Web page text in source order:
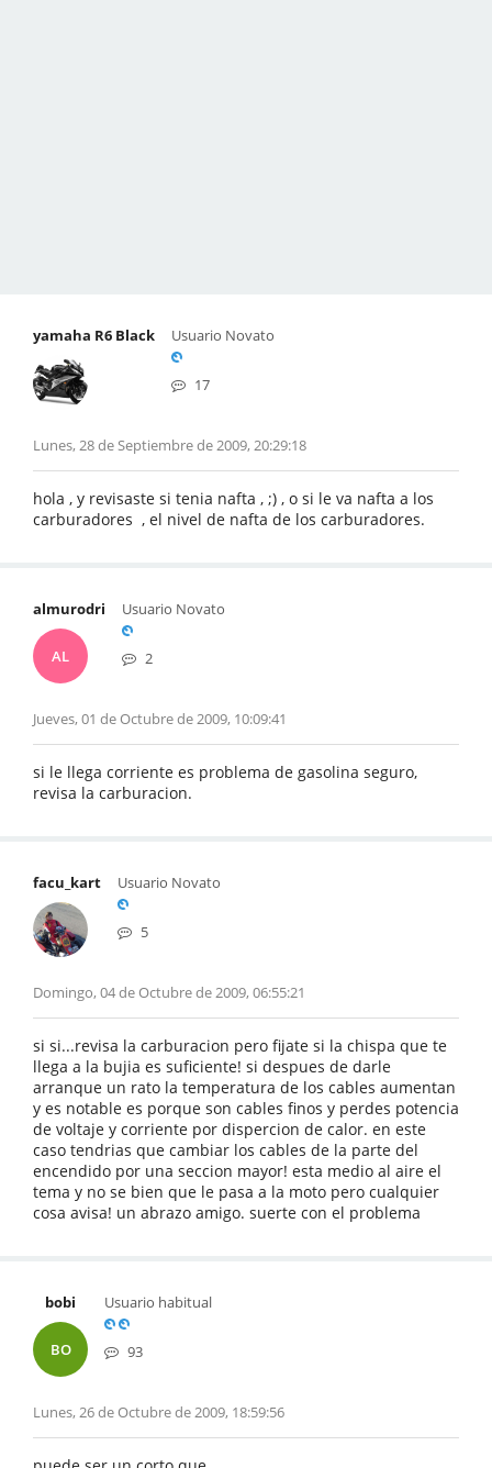
yamaha R6 Black Usuario Novato
17
Lunes, 28 de Septiembre de 2009, 20:29:18
hola , y revisaste si tenia nafta , ;) , o si le va nafta a los
carburadores , el nivel de nafta de los carburadores.
almurodri
AL
Usuario Novato
2
Jueves, 01 de Octubre de 2009, 10:09:41
si le llega corriente es problema de gasolina seguro,
revisa la carburacion.
facu_kart Usuario Novato
5
Domingo, 04 de Octubre de 2009, 06:55:21
si si...revisa la carburacion pero fijate si la chispa que te
llega a la bujia es suficiente! si despues de darle
arranque un rato la temperatura de los cables aumentan
y es notable es porque son cables finos y perdes potencia
de voltaje y corriente por dispercion de calor. en este
caso tendrias que cambiar los cables de la parte del
encendido por una seccion mayor! esta medio al aire el
tema y no se bien que le pasa a la moto pero cualquier
cosa avisa! un abrazo amigo. suerte con el problema
bobi
BO
Usuario habitual
93
Lunes, 26 de Octubre de 2009, 18:59:56